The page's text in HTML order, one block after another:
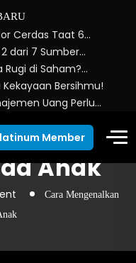
Cerdas Taat 6…
dari 7 Sumber…
Rugi di Saham?…
Bersihmu!
Uang Perlu…
Member
Anak
Cara Mengenalkan